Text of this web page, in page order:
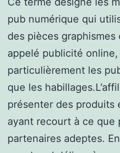
pub numérique qui
des pièces
appelé publicité
particulièrement les
que les
présenter des produits
ayant recourt à ce que
partenaires adeptes.